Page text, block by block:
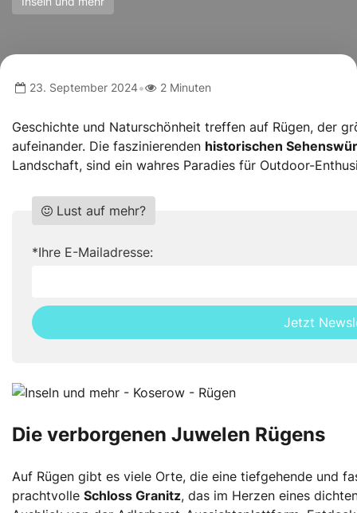
23. September 2024• 2 Minuten
Geschichte und Naturschönheit treffen auf Rügen, der
aufeinander. Die faszinierenden historischen
Landschaft, sind ein wahres Paradies für Outdoor-
Do
this
field
Lust auf mehr?
*Ihre E-Mailadresse:
Jetzt
Die verborgenen Juwelen Rügens
Auf Rügen gibt es viele Orte, die eine tiefgehende und
prachtvolle Schloss Granitz, das im Herzen eines